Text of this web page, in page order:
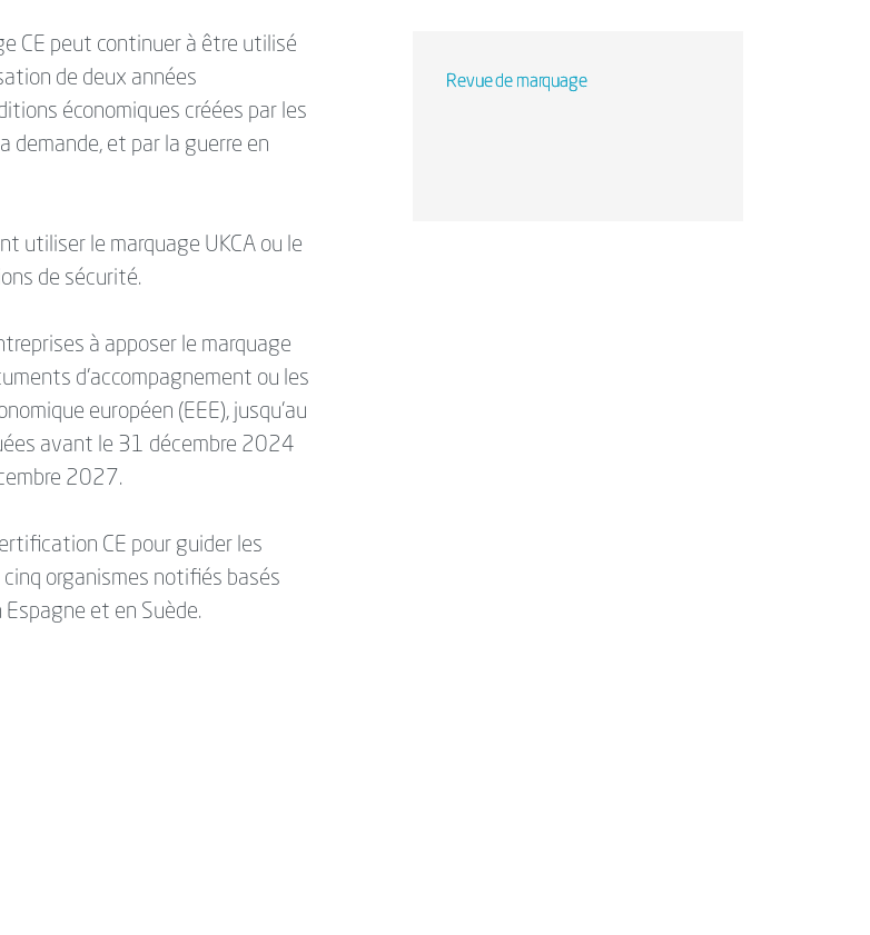
CE peut continuer à être utilisé
de deux années
économiques créées par les
demande, et par la guerre en
utiliser le marquage UKCA ou le
de sécurité.
à apposer le marquage
d'accompagnement ou les
européen (EEE), jusqu'au
avant le 31 décembre 2024
2027.
CE pour guider les
organismes notifiés basés
Espagne et en Suède.
Revue de marquage